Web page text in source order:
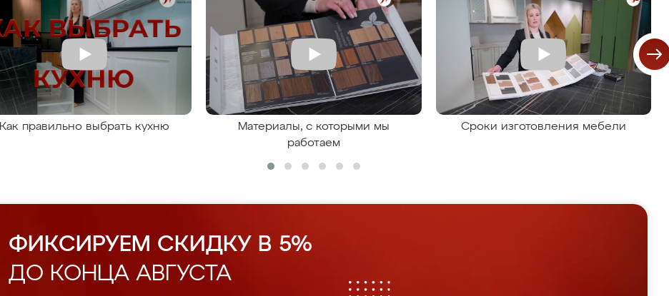
Как правильно выбрать кухню
Материалы, с которыми мы
работаем
Сроки изготовления мебели
ФИКСИРУЕМ СКИДКУ В 5%
ДО КОНЦА АВГУСТА